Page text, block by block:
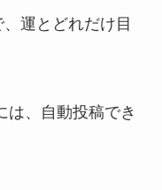
、運とどれだけ目
は、自動投稿でき